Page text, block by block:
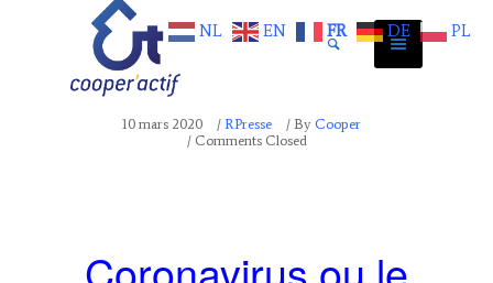
10 mars 2020 / RPresse / By Cooper
/ Comments Closed
NL EN FR DE PL